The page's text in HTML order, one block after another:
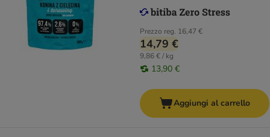
Prezzo reg. 16,47 €
14,79 €
9,86 € / kg
13,90 €
Aggiungi al carrello